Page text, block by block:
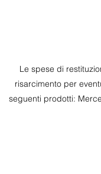
Le spese di
risarcimento per
seguenti prodotti: